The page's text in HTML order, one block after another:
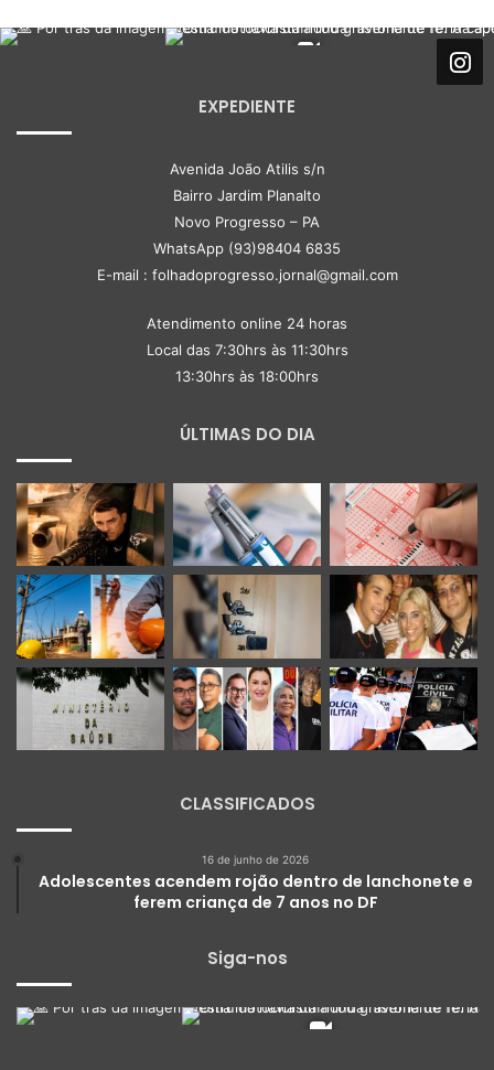
EXPEDIENTE
Avenida João Atilis s/n
Bairro Jardim Planalto
Novo Progresso – PA
WhatsApp (93)98404 6835
E-mail : folhadoprogresso.jornal@gmail.com
Atendimento online 24 horas
Local das 7:30hrs às 11:30hrs
13:30hrs às 18:00hrs
ÚLTIMAS DO DIA
CLASSIFICADOS
16 de junho de 2026
Adolescentes acendem rojão dentro de lanchonete e
ferem criança de 7 anos no DF
Siga-nos